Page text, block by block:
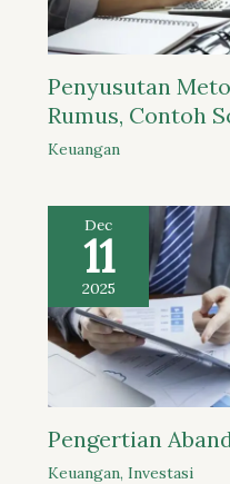
Penyusutan
Rumus, Contoh
Keuangan
Dec
11
2025
Pengertian
Keuangan, Investasi